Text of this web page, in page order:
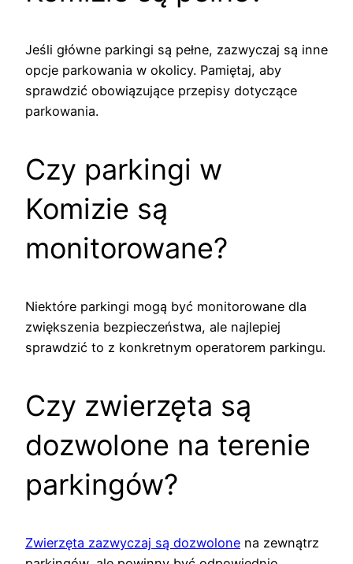
Jeśli główne parkingi są pełne, zazwyczaj są inne
opcje parkowania w okolicy. Pamiętaj, aby
sprawdzić obowiązujące przepisy dotyczące
parkowania.
Czy parkingi w
Komizie są
monitorowane?
Niektóre parkingi mogą być monitorowane dla
zwiększenia bezpieczeństwa, ale najlepiej
sprawdzić to z konkretnym operatorem parkingu.
Czy zwierzęta są
dozwolone na terenie
parkingów?
Zwierzęta zazwyczaj są dozwolone na zewnątrz